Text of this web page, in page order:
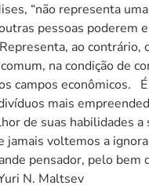
“não representa
pessoas poderem
ao contrário,
na condição de
campos econômicos.
mais
de suas habilidades a
pensador, pelo bem
gerações futuras. Yuri N. Maltsev